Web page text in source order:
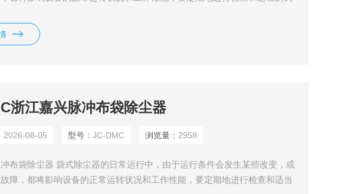
浙江嘉兴脉冲布袋除尘器
2026-08-05 型号：JC-DMC 浏览量： 2958
布袋除尘器 袋式除尘器的日常运行中，由于运行条件会发生某些改变，或
障，都将影响设备的正常运转状况和工作性能，要定期地进行检查和适当